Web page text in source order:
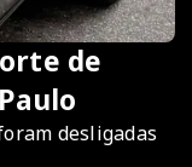
de
desligadas